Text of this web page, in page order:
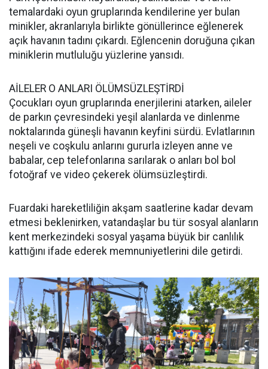
temalardaki oyun gruplarında kendilerine yer bulan
minikler, akranlarıyla birlikte gönüllerince eğlenerek
açık havanın tadını çıkardı. Eğlencenin doruğuna çıkan
miniklerin mutluluğu yüzlerine yansıdı.
AİLELER O ANLARI ÖLÜMSÜZLEŞTİRDİ
Çocukları oyun gruplarında enerjilerini atarken, aileler
de parkın çevresindeki yeşil alanlarda ve dinlenme
noktalarında güneşli havanın keyfini sürdü. Evlatlarının
neşeli ve coşkulu anlarını gururla izleyen anne ve
babalar, cep telefonlarına sarılarak o anları bol bol
fotoğraf ve video çekerek ölümsüzleştirdi.
Fuardaki hareketliliğin akşam saatlerine kadar devam
etmesi beklenirken, vatandaşlar bu tür sosyal alanların
kent merkezindeki sosyal yaşama büyük bir canlılık
kattığını ifade ederek memnuniyetlerini dile getirdi.